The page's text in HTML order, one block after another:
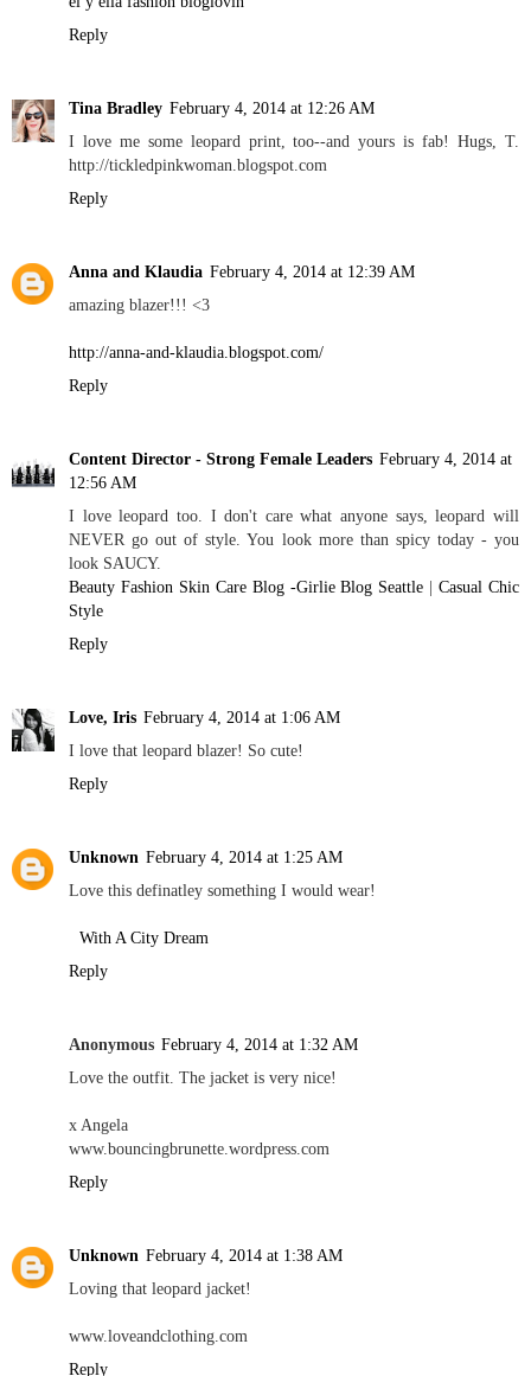
Reply
Tina Bradley February 4, 2014 at 12:26 AM
I love me some leopard print, too--and yours is fab! Hugs, T.
http://tickledpinkwoman.blogspot.com
Reply
Anna and Klaudia February 4, 2014 at 12:39 AM
amazing blazer!!! <3
http://anna-and-klaudia.blogspot.com/
Reply
Content Director - Strong Female Leaders February 4, 2014 at
12:56 AM
I love leopard too. I don't care what anyone says, leopard will
NEVER go out of style. You look more than spicy today - you
look SAUCY.
Beauty Fashion Skin Care Blog -Girlie Blog Seattle |Casual Chic
Style
Reply
Love, Iris February 4, 2014 at 1:06 AM
I love that leopard blazer! So cute!
Reply
Unknown February 4, 2014 at 1:25 AM
Love this definatley something I would wear!
With A City Dream
Reply
Anonymous February 4, 2014 at 1:32 AM
Love the outfit. The jacket is very nice!
x Angela
www.bouncingbrunette.wordpress.com
Reply
Unknown February 4, 2014 at 1:38 AM
Loving that leopard jacket!
www.loveandclothing.com
Reply